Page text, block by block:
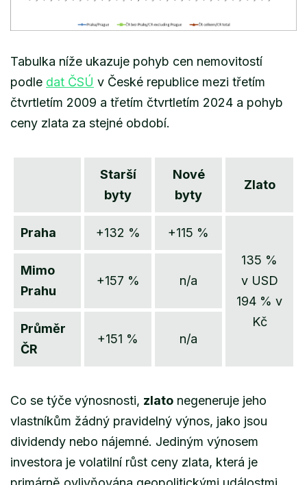
Tabulka níže ukazuje pohyb cen nemovitostí
podle dat ČSÚ v České republice mezi třetím
čtvrtletím 2009 a třetím čtvrtletím 2024 a pohyb
ceny zlata za stejné období.
Starší
byty
Nové
byty
Zlato
Praha +132 %
+115 %
135 %
v USD
194 % v
Kč
Mimo
Prahu
+157 % n/a
Průměr
ČR
+151 % n/a
Co se týče výnosnosti, zlato negeneruje jeho
vlastníkům žádný pravidelný výnos, jako jsou
dividendy nebo nájemné. Jediným výnosem
investora je volatilní růst ceny zlata, která je